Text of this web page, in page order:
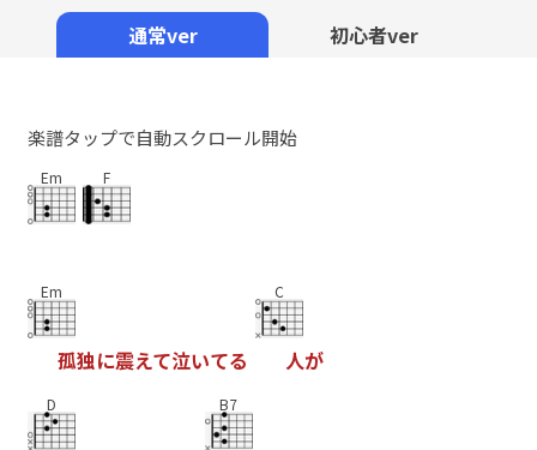
通常ver 初心者ver
楽譜タップで自動スクロール開始
Em F
Em
孤独に震えて泣いてる
C
人が
D B7